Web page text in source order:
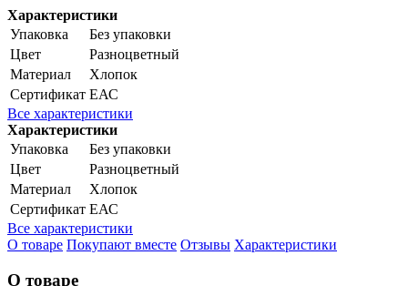
Характеристики
Упаковка
Без упаковки
Цвет
Разноцветный
Материал
Хлопок
Сертификат ЕАС
Все характеристики
Характеристики
Упаковка
Без упаковки
Цвет
Разноцветный
Материал
Хлопок
Сертификат ЕАС
Все характеристики
О товаре Покупают вместе Отзывы Характеристики
О товаре